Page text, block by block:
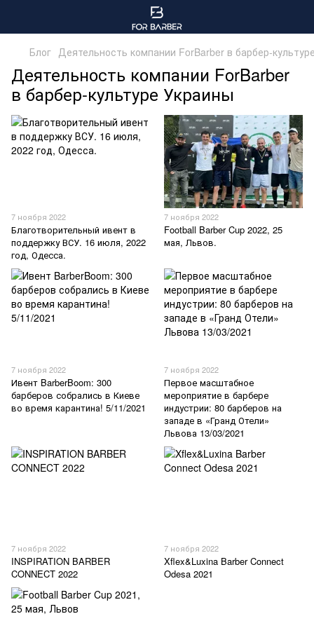
Блог Деятельность компании ForBarber в барбер-
Деятельность компании ForBarber
в барбер-культуре Украины
7 ноября 2022
Благотворительный ивент в
поддержку ВСУ. 16 июля, 2022
год, Одесса.
7 ноября 2022
Football Barber Cup 2022, 25
мая, Львов.
7 ноября 2022
Ивент BarberBoom: 300
барберов собрались в Киеве
во время карантина! 5/11/2021
7 ноября 2022
Первое масштабное
мероприятие в барбере
индустрии: 80 барберов на
западе в «Гранд Отели»
Львова 13/03/2021
7 ноября 2022
INSPIRATION BARBER
CONNECT 2022
7 ноября 2022
Xflex&Luxina Barber Connect
Odesa 2021